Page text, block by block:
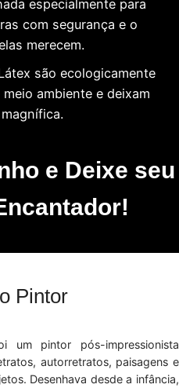
especialmente para
com segurança e o
merecem.
são ecologicamente
ambiente e deixam
e Deixe seu
Pintor
um pintor pós-impressionista
autorretratos, paisagens e
Desenhava desde a infância,